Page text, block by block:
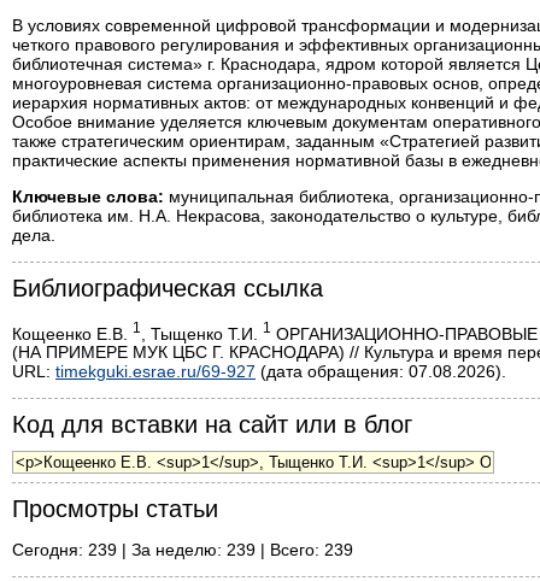
В условиях современной цифровой трансформации и
четкого правового регулирования и эффективных
библиотечная система» г. Краснодара, ядром которой является
многоуровневая система организационно-правовых основ,
иерархия нормативных актов: от международных конвенций и
Особое внимание уделяется ключевым документам
также стратегическим ориентирам, заданным «Стратегией
практические аспекты применения нормативной базы в
Ключевые слова: муниципальная библиотека,
библиотека им. Н.А. Некрасова, законодательство о культуре,
дела.
Библиографическая ссылка
Кощеенко Е.В. 1 , Тыщенко Т.И. 1 ОРГАНИЗАЦИОННО-
(НА ПРИМЕРЕ МУК ЦБС Г. КРАСНОДАРА) // Культура и время
URL: timekguki.esrae.ru/69-927 (дата обращения: 07.08.2026).
Код для вставки на сайт или в блог
Просмотры статьи
Сегодня: 239 | За неделю: 239 | Всего: 239